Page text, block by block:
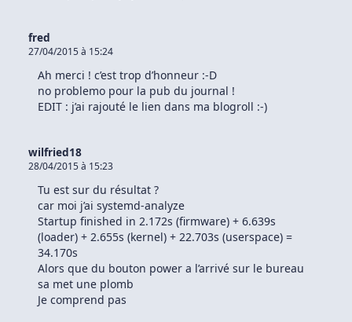
fred
27/04/2015 à 15:24
Ah merci ! c’est trop d’honneur :-D
no problemo pour la pub du journal !
EDIT : j’ai rajouté le lien dans ma blogroll :-)
wilfried18
28/04/2015 à 15:23
Tu est sur du résultat ?
car moi j’ai systemd-analyze
Startup finished in 2.172s (firmware) + 6.639s
(loader) + 2.655s (kernel) + 22.703s (userspace) =
34.170s
Alors que du bouton power a l’arrivé sur le bureau
sa met une plomb
Je comprend pas